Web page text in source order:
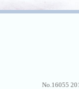
No.16055